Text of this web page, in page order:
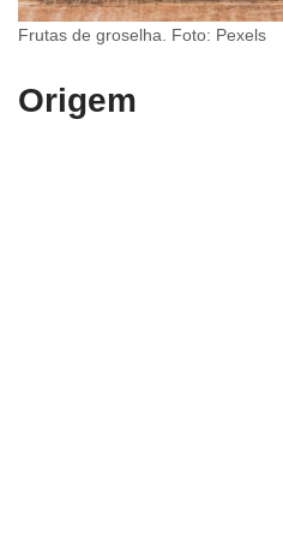
Frutas de groselha. Foto: Pexels
Origem